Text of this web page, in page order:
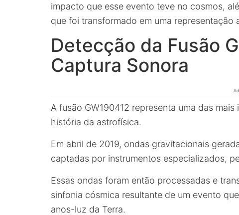
impacto que esse evento teve no cosmos,
que foi transformado em uma representação
Detecção da Fusão
Captura Sonora
A fusão GW190412 representa uma das
história da astrofísica.
Em abril de 2019, ondas gravitacionais
captadas por instrumentos especializados,
Essas ondas foram então processadas e
sinfonia cósmica resultante de um evento
anos-luz da Terra.